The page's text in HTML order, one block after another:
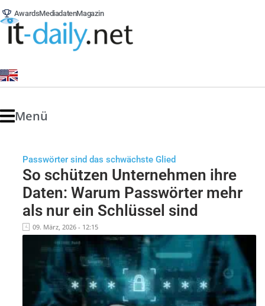
AwardsMediadatenMagazin
Menü
Passwörter sind das schwächste Glied
So schützen Unternehmen ihre
Daten: Warum Passwörter mehr
als nur ein Schlüssel sind
09. März, 2026 - 12:15